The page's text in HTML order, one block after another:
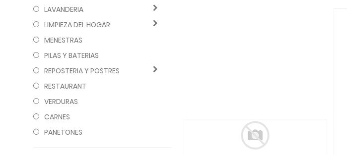
LAVANDERIA
LIMPIEZA DEL HOGAR
MENESTRAS
PILAS Y BATERIAS
REPOSTERIA Y POSTRES
RESTAURANT
VERDURAS
CARNES
PANETONES